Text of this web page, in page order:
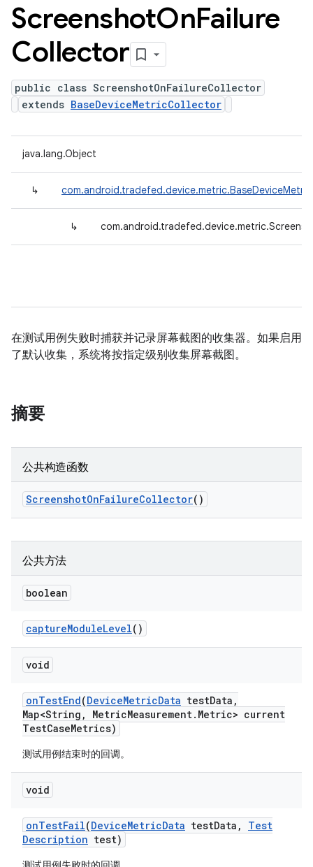
ScreenshotOnFailure
Collector
public class ScreenshotOnFailureCollector
extends BaseDeviceMetricCollector
java.lang.Object
↳
↳
在测试用例失败时捕获并记录屏幕截图的收集器。如果启用
了默认收集，系统将按指定级别收集屏幕截图。
摘要
公共构造函数
ScreenshotOnFailureCollector()
公共方法
boolean
captureModuleLevel()
void
onTestEnd(DeviceMetricData testData ,
Map<String , MetricMeasurement. Metric> current
TestCaseMetrics)
测试用例结束时的回调。
void
onTestFail(DeviceMetricData testData ,
Test
Description test)